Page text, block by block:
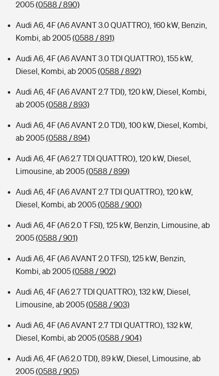
2005(0588 / 890)
Audi A6, 4F (A6 AVANT 3.0 QUATTRO), 160 kW, Benzin,
Kombi, ab 2005(0588 / 891)
Audi A6, 4F (A6 AVANT 3.0 TDI QUATTRO), 155 kW,
Diesel, Kombi, ab 2005(0588 / 892)
Audi A6, 4F (A6 AVANT 2.7 TDI), 120 kW, Diesel, Kombi,
ab 2005(0588 / 893)
Audi A6, 4F (A6 AVANT 2.0 TDI), 100 kW, Diesel, Kombi,
ab 2005(0588 / 894)
Audi A6, 4F (A6 2.7 TDI QUATTRO), 120 kW, Diesel,
Limousine, ab 2005(0588 / 899)
Audi A6, 4F (A6 AVANT 2.7 TDI QUATTRO), 120 kW,
Diesel, Kombi, ab 2005(0588 / 900)
Audi A6, 4F (A6 2.0 T FSI), 125 kW, Benzin, Limousine, ab
2005(0588 / 901)
Audi A6, 4F (A6 AVANT 2.0 TFSI), 125 kW, Benzin,
Kombi, ab 2005(0588 / 902)
Audi A6, 4F (A6 2.7 TDI QUATTRO), 132 kW, Diesel,
Limousine, ab 2005(0588 / 903)
Audi A6, 4F (A6 AVANT 2.7 TDI QUATTRO), 132 kW,
Diesel, Kombi, ab 2005(0588 / 904)
Audi A6, 4F (A6 2.0 TDI), 89 kW, Diesel, Limousine, ab
2005(0588 / 905)